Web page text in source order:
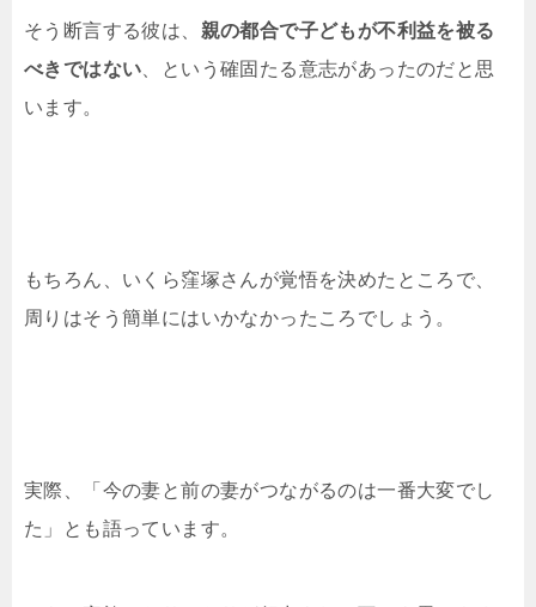
そう断言する彼は、 親の都合で子どもが不利益を被る
べきではない 、という確固たる意志があったのだと思
います。
もちろん、いくら窪塚さんが覚悟を決めたところで、
周りはそう簡単にはいかなかったころでしょう。
実際、「今の妻と前の妻がつながるのは一番大変でし
た」とも語っています。